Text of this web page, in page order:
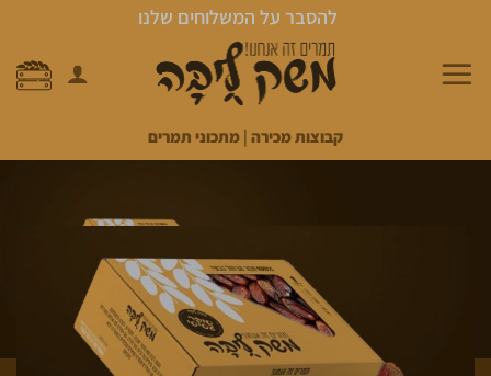
להסבר על המשלוחים שלנו
קבוצות מכירה|מתכוני תמרים